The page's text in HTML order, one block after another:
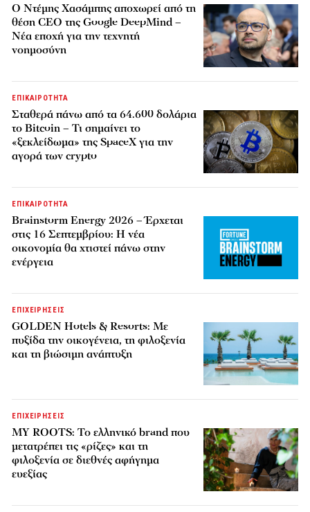
Ο Ντέμης Χασάμπης αποχωρεί από τη
θέση CEO της Google DeepMind –
Νέα εποχή για την τεχνητή
νοημοσύνη
ΕΠΙΚΑΙΡΟΤΗΤΑ
Σταθερά πάνω από τα 64.600 δολάρια
το Bitcoin – Τι σημαίνει το
«ξεκλείδωμα» της SpaceX για την
αγορά των crypto
ΕΠΙΚΑΙΡΟΤΗΤΑ
Brainstorm Energy 2026 – Έρχεται
στις 16 Σεπτεμβρίου: Η νέα
οικονομία θα χτιστεί πάνω στην
ενέργεια
ΕΠΙΧΕΙΡΗΣΕΙΣ
GOLDEN Hotels & Resorts: Με
πυξίδα την οικογένεια, τη φιλοξενία
και τη βιώσιμη ανάπτυξη
ΕΠΙΧΕΙΡΗΣΕΙΣ
MY ROOTS: Το ελληνικό brand που
μετατρέπει τις «ρίζες» και τη
φιλοξενία σε διεθνές αφήγημα
ευεξίας